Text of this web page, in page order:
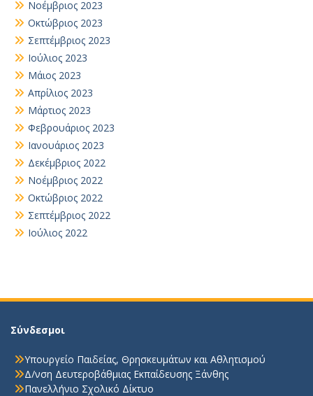
Νοέμβριος 2023
Οκτώβριος 2023
Σεπτέμβριος 2023
Ιούλιος 2023
Μάιος 2023
Απρίλιος 2023
Μάρτιος 2023
Φεβρουάριος 2023
Ιανουάριος 2023
Δεκέμβριος 2022
Νοέμβριος 2022
Οκτώβριος 2022
Σεπτέμβριος 2022
Ιούλιος 2022
Σύνδεσμοι
Υπουργείο Παιδείας, Θρησκευμάτων και Αθλητισμού
Δ/νση Δευτεροβάθμιας Εκπαίδευσης Ξάνθης
Πανελλήνιο Σχολικό Δίκτυο